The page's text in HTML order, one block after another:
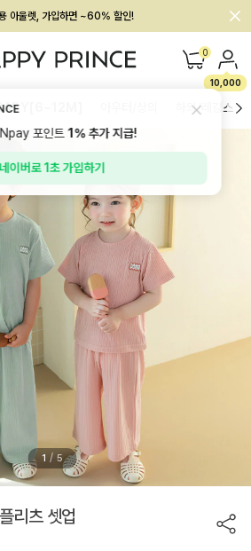
아울렛, 가입하면 ~60% 할인!
멤버십 최대 28,000원 혜택 0
10,000
하의/레깅스
1 / 5
리츠 셋업
포인트1%추가 지급!
네이버로 1초 가입하기